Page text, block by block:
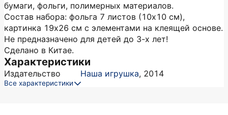
бумаги, фольги, полимерных материалов.
Состав набора: фольга 7 листов (10х10 см),
картинка 19х26 см с элементами на клеящей основе.
Не предназначено для детей до 3-х лет!
Сделано в Китае.
Характеристики
Издательство Наша игрушка, 2014
Все характеристики